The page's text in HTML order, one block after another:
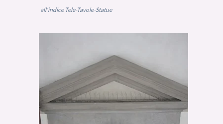
all'indice Tele-Tavole-Statue